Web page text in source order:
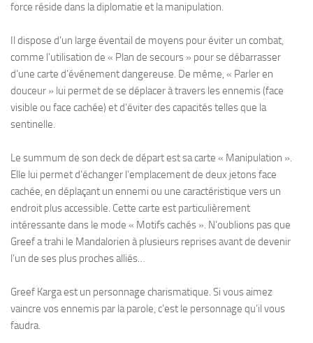
force réside dans la diplomatie et la manipulation.
Il dispose d’un large éventail de moyens pour éviter un combat,
comme l’utilisation de « Plan de secours » pour se débarrasser
d’une carte d’événement dangereuse. De même, « Parler en
douceur » lui permet de se déplacer à travers les ennemis (face
visible ou face cachée) et d’éviter des capacités telles que la
sentinelle.
Le summum de son deck de départ est sa carte « Manipulation ».
Elle lui permet d’échanger l’emplacement de deux jetons face
cachée, en déplaçant un ennemi ou une caractéristique vers un
endroit plus accessible. Cette carte est particulièrement
intéressante dans le mode « Motifs cachés ». N’oublions pas que
Greef a trahi le Mandalorien à plusieurs reprises avant de devenir
l’un de ses plus proches alliés…
Greef Karga est un personnage charismatique. Si vous aimez
vaincre vos ennemis par la parole, c’est le personnage qu’il vous
faudra.